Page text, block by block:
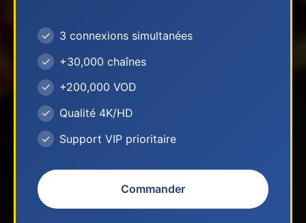
3 connexions simultanées
+30,000 chaînes
+200,000 VOD
Qualité 4K/HD
Support VIP prioritaire
Commander